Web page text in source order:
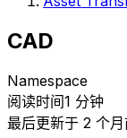
CAD
Namespace
阅读时间1 分钟
最后更新于 2 个